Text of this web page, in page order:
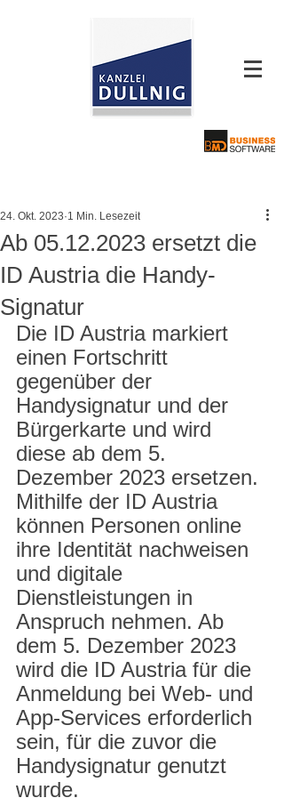
Ab 05.12.2023 ersetzt die
ID Austria die Handy-
Signatur
24. Okt. 2023 1 Min. Lesezeit
Die ID Austria markiert
einen Fortschritt
gegenüber der
Handysignatur und der
Bürgerkarte und wird
diese ab dem 5.
Dezember 2023 ersetzen.
Mithilfe der ID Austria
können Personen online
ihre Identität nachweisen
und digitale
Dienstleistungen in
Anspruch nehmen. Ab
dem 5. Dezember 2023
wird die ID Austria für die
Anmeldung bei Web- und
App-Services erforderlich
sein, für die zuvor die
Handysignatur genutzt
wurde.